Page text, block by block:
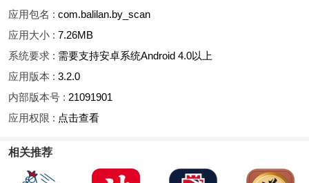
应用包名 : com.balilan.by_scan
应用大小 : 7.26MB
系统要求 : 需要支持安卓系统Android 4.0以上
应用版本 : 3.2.0
内部版本号 : 21091901
应用权限 : 点击查看
相关推荐